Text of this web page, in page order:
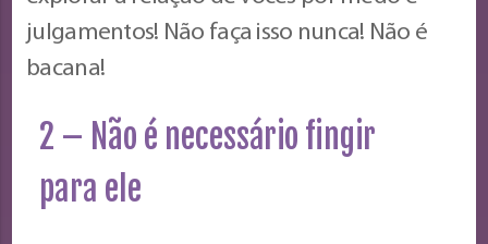
julgamentos! Não faça isso nunca! Não é
bacana!
2 – Não é necessário fingir
para ele